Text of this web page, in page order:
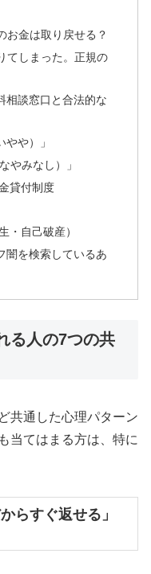
お金は取り戻せる？
てしまった。正規の
相談窓口と合法的な
や）」
やみなし）」
貸付制度
・自己破産）
闇を検索しているあ
る人の7つの共
共通した心理パターン
当てはまる方は、特に
らすぐ返せる」